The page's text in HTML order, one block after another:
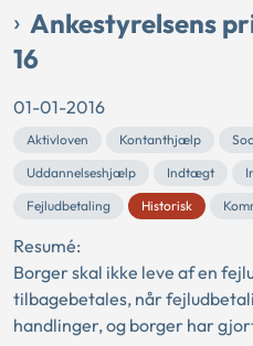
Ankestyrelsens
16
01-01-2016
Aktivloven Kontanthjælp
Uddannelseshjælp
Indtægt
Fejludbetaling
Historisk
Resumé:
Borger skal ikke leve af en
tilbagebetales, når
handlinger, og borger har